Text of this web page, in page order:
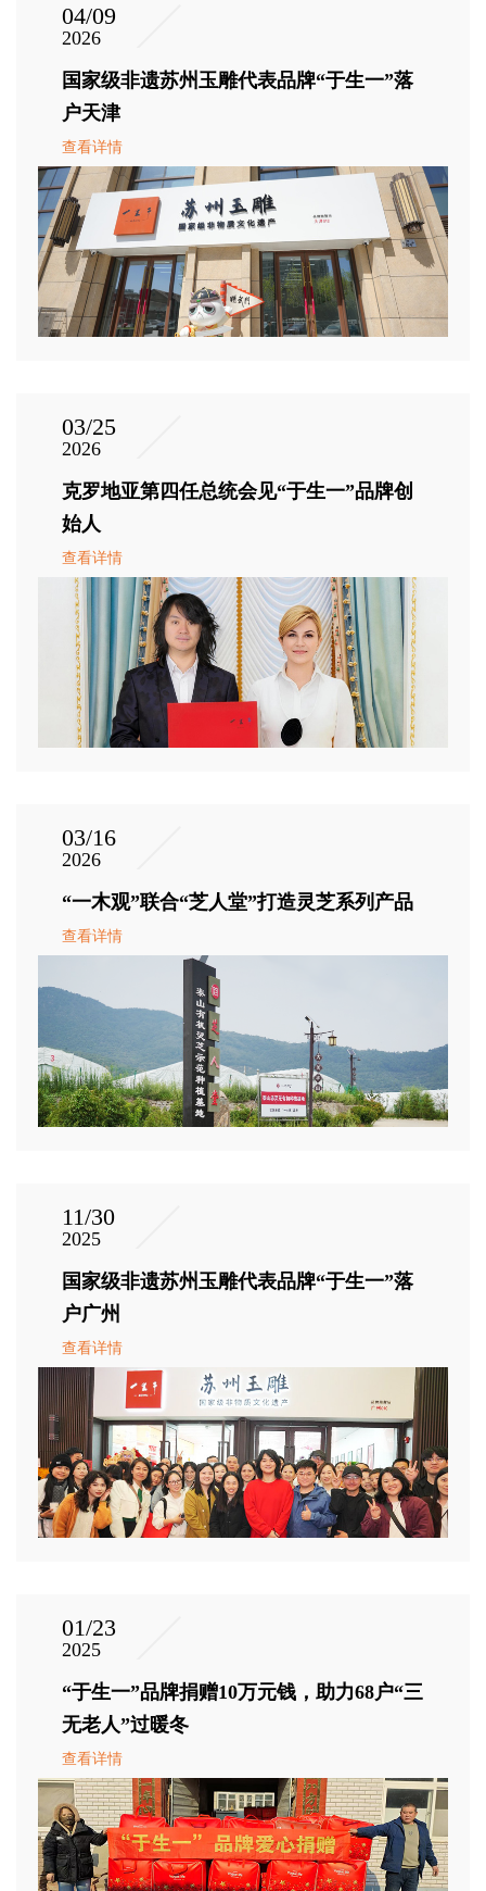
04/09
2026
国家级非遗苏州玉雕代表品牌“于生一”落
户天津
查看详情
03/25
2026
克罗地亚第四任总统会见“于生一”品牌创
始人
查看详情
03/16
2026
“一木观”联合“芝人堂”打造灵芝系列产品
查看详情
11/30
2025
国家级非遗苏州玉雕代表品牌“于生一”落
户广州
查看详情
01/23
2025
“于生一”品牌捐赠10万元钱，助力68户“三
无老人”过暖冬
查看详情